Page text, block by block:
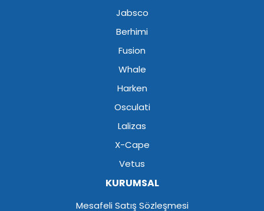
Jabsco
Berhimi
Fusion
Whale
Harken
Osculati
Lalizas
X-Cape
Vetus
KURUMSAL
Mesafeli Satış Sözleşmesi